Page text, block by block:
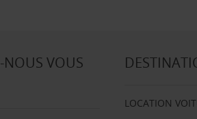
VOUS
LOCATION